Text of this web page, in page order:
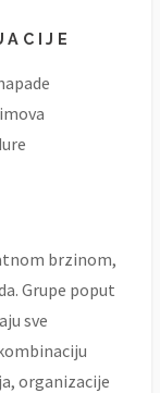
brzinom,
Grupe poput
sve
organizacije